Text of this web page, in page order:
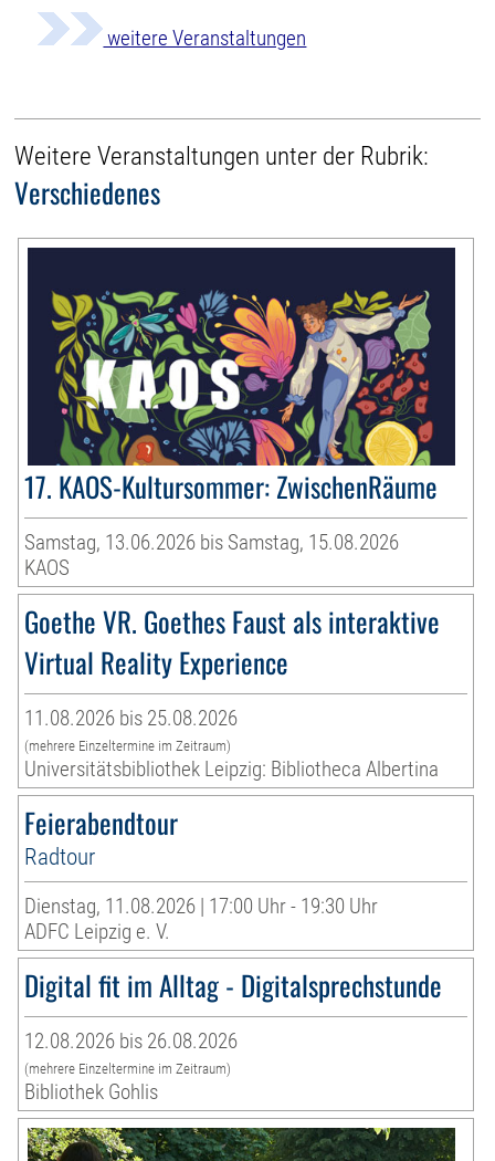
weitere Veranstaltungen
Weitere Veranstaltungen unter der Rubrik:
Verschiedenes
17. KAOS-Kultursommer: ZwischenRäume
Samstag, 13.06.2026 bis Samstag, 15.08.2026
KAOS
Goethe VR. Goethes Faust als interaktive
Virtual Reality Experience
11.08.2026 bis 25.08.2026
(mehrere Einzeltermine im Zeitraum)
Universitätsbibliothek Leipzig: Bibliotheca Albertina
Feierabendtour
Radtour
Dienstag, 11.08.2026 | 17:00 Uhr - 19:30 Uhr
ADFC Leipzig e. V.
Digital fit im Alltag - Digitalsprechstunde
12.08.2026 bis 26.08.2026
(mehrere Einzeltermine im Zeitraum)
Bibliothek Gohlis